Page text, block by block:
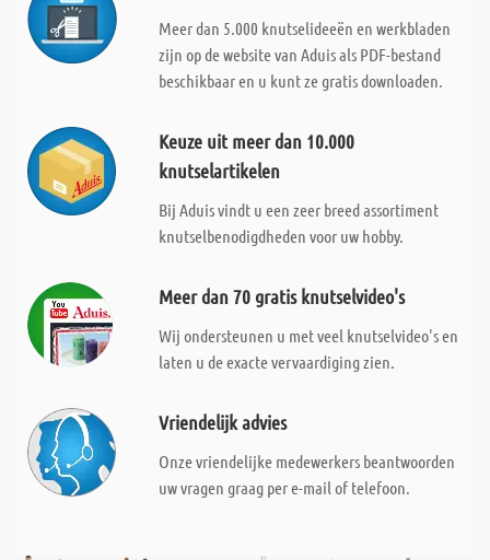
Meer dan 5.000 knutselideeën en werkbladen
zijn op de website van Aduis als PDF-bestand
beschikbaar en u kunt ze gratis downloaden.
Keuze uit meer dan 10.000
knutselartikelen
Bij Aduis vindt u een zeer breed assortiment
knutselbenodigdheden voor uw hobby.
Meer dan 70 gratis knutselvideo's
Wij ondersteunen u met veel knutselvideo's en
laten u de exacte vervaardiging zien.
Vriendelijk advies
Onze vriendelijke medewerkers beantwoorden
uw vragen graag per e-mail of telefoon.